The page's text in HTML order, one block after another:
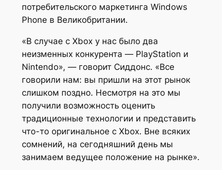
потребительского маркетинга Windows
Phone в Великобритании.
«В случае с Xbox у нас было два
неизменных конкурента — PlayStation и
Nintendo», — говорит Сиддонс. «Все
говорили нам: вы пришли на этот рынок
слишком поздно. Несмотря на это мы
получили возможность оценить
традиционные технологии и представить
что-то оригинальное с Xbox. Вне всяких
сомнений, на сегодняшний день мы
занимаем ведущее положение на рынке».